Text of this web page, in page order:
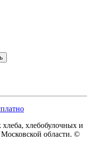
хлебобулочных и
области. ©